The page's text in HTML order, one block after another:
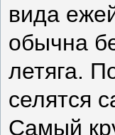
вида
обычна
летяга.
селятся
Самый